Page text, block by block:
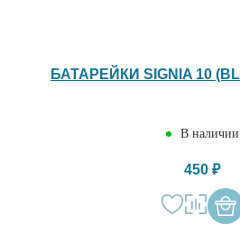
БАТАРЕЙКИ SIGNIA 10
В наличии
450 ₽